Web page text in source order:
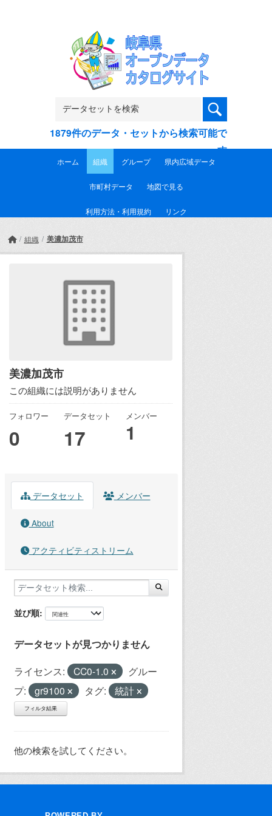
1879件のデータ・セットから検索可能で
す
ホーム 組織 グループ 県内広域データ
市町村データ 地図で見る
利用方法・利用規約 リンク
組織 美濃加茂市
美濃加茂市
この組織には説明がありません
フォロワー
0
データセット
17
メンバー
1
データセット メンバー
About
アクティビティストリーム
並び順
データセットが見つかりません
ライセンス: CC0-1.0
グルー
プ:
gr9100 タグ: 統計
フィルタ結果
他の検索を試してください。